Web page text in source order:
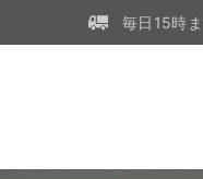
毎日15時